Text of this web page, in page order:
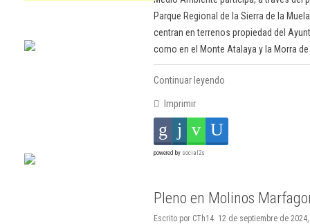
Parque Regional de la Sierra de la
centran en terrenos propiedad del
como en el Monte Atalaya y la Morra
Continuar leyendo
Imprimir
powered by social2s
Pleno en Molinos
Escrito por CTh14. 12 de septiembre de 2024,